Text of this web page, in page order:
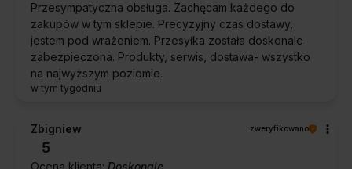
Przesympatyczna obsługa. Zachęcam każdego do
zakupów w tym sklepie. Precyzyjny czas dostawy,
jestem pod wrażeniem. Przesyłka została doskonale
zabezpieczona. Produkty, serwis, dostawa- wszystko
na najwyższym poziomie.
w tym tygodniu
Zbigniew zweryfikowano
5